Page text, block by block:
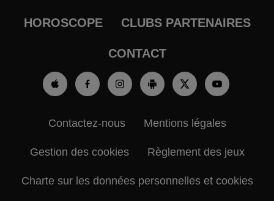
HOROSCOPE CLUBS PARTENAIRES
CONTACT
Contactez-nous Mentions légales
Gestion des cookies Règlement des jeux
Charte sur les données personnelles et cookies